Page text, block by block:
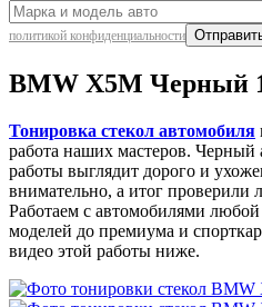
политикой конфиденциальности
BMW X5M Черный
Тонировка стекол автомобиля
работа наших мастеров. Черный
работы выглядит дорого и
внимательно, а итог проверили
Работаем с автомобилями
моделей до премиума и
видео этой работы ниже.